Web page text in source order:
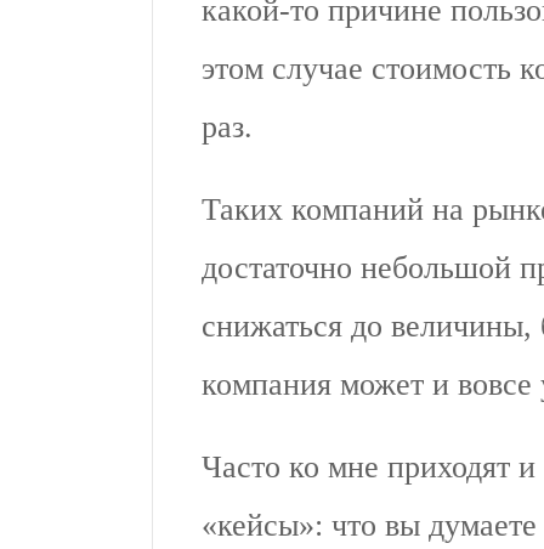
какой-то причине
этом случае стоимость
раз.
Таких компаний на
достаточно небольшой
снижаться до
компания может и вовсе
Часто ко мне приходят
«кейсы»: что вы